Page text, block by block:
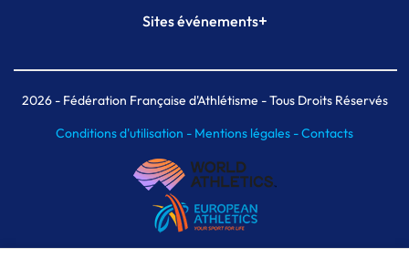
Plateforme Formation
Sites événements+
Meeting de Paris indoor
MAIF Ekiden de Paris
2026- Fédération Française d'Athlétisme - Tous Droits Réservés
Conditions d'utilisation - Mentions légales -Contacts